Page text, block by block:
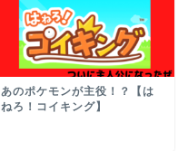
あのポケモンが主役！？【は
ねろ！コイキング】